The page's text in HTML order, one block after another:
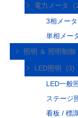
電力メータ
3相メータ
単相メー
照明 ＆ 照明制御
LED照明
(3)
LED一般
ステージ
看板 / 標